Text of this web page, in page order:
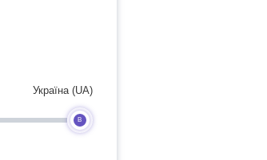
B
Україна (UA)